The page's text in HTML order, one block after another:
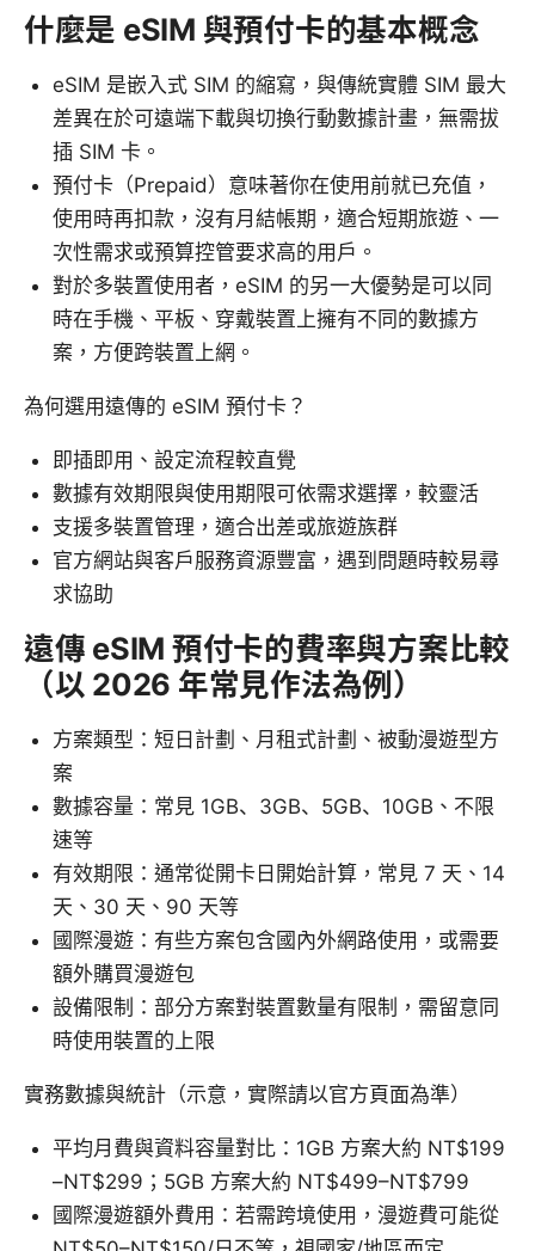
什麼是 eSIM 與預付卡的基本概念
eSIM 是嵌入式 SIM 的縮寫，與傳統實體 SIM 最大
差異在於可遠端下載與切換行動數據計畫，無需拔
插 SIM 卡。
預付卡（Prepaid）意味著你在使用前就已充值，
使用時再扣款，沒有月結帳期，適合短期旅遊、一
次性需求或預算控管要求高的用戶。
對於多裝置使用者，eSIM 的另一大優勢是可以同
時在手機、平板、穿戴裝置上擁有不同的數據方
案，方便跨裝置上網。
為何選用遠傳的 eSIM 預付卡？
即插即用、設定流程較直覺
數據有效期限與使用期限可依需求選擇，較靈活
支援多裝置管理，適合出差或旅遊族群
官方網站與客戶服務資源豐富，遇到問題時較易尋
求協助
遠傳 eSIM 預付卡的費率與方案比較
（以 2026 年常見作法為例）
方案類型：短日計劃、月租式計劃、被動漫遊型方
案
數據容量：常見 1GB、3GB、5GB、10GB、不限
速等
有效期限：通常從開卡日開始計算，常見 7 天、14
天、30 天、90 天等
國際漫遊：有些方案包含國內外網路使用，或需要
額外購買漫遊包
設備限制：部分方案對裝置數量有限制，需留意同
時使用裝置的上限
實務數據與統計（示意，實際請以官方頁面為準）
平均月費與資料容量對比：1GB 方案大約 NT$199
–NT$299；5GB 方案大約 NT$499–NT$799
國際漫遊額外費用：若需跨境使用，漫遊費可能從